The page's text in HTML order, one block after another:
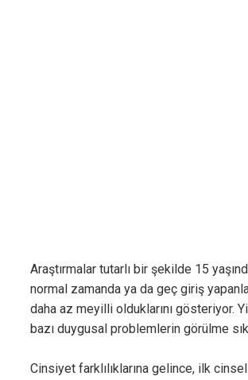
Araştırmalar tutarlı bir şekilde 15
normal zamanda ya da geç giriş
daha az meyilli olduklarını gösteriyor.
bazı duygusal problemlerin görülme
Cinsiyet farklılıklarına gelince, ilk